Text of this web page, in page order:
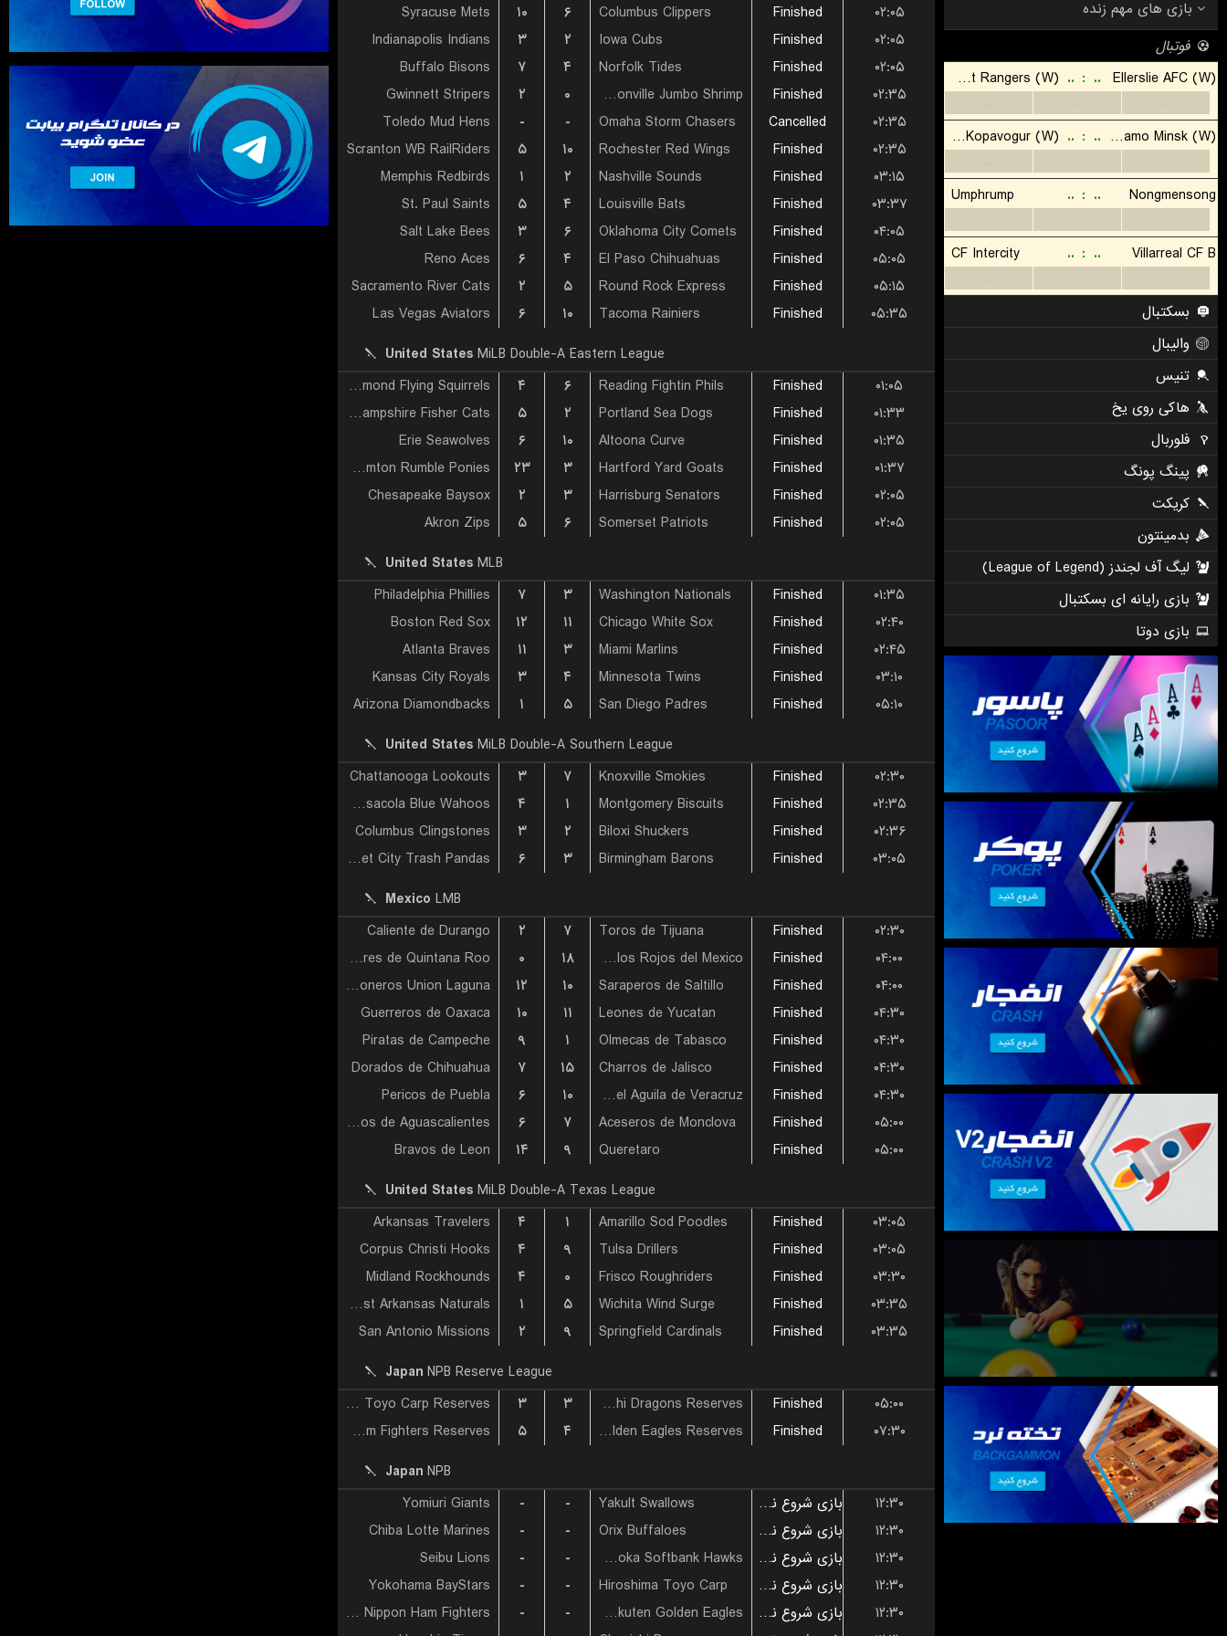
Syracuse Mets
۱۰ ۶ Columbus Clippers Finished
۰۲:۰۵
Indianapolis Indians
۳ ۲ Iowa Cubs Finished
۰۲:۰۵
Buffalo Bisons
۷ ۴ Norfolk Tides Finished
۰۲:۰۵
Gwinnett Stripers
۲ ۰ Jacksonville Jumbo Shrimp Finished
۰۲:۳۵
Toledo Mud Hens
- - Omaha Storm Chasers Cancelled
۰۲:۳۵
Scranton WB RailRiders
۵ ۱۰ Rochester Red Wings Finished
۰۲:۳۵
Memphis Redbirds
۱ ۲ Nashville Sounds Finished
۰۳:۱۵
St. Paul Saints
۵ ۴ Louisville Bats Finished
۰۳:۳۷
Salt Lake Bees
۳ ۶ Oklahoma City Comets Finished
۰۴:۰۵
Reno Aces
۶ ۴ El Paso Chihuahuas Finished
۰۵:۰۵
Sacramento River Cats
۲ ۵ Round Rock Express Finished
۰۵:۱۵
Las Vegas Aviators
۶ ۱۰ Tacoma Rainiers Finished
۰۵:۳۵
United States MiLB Double-A Eastern League
Richmond Flying Squirrels
۴ ۶ Reading Fightin Phils Finished
۰۱:۰۵
New Hampshire Fisher Cats
۵ ۲ Portland Sea Dogs Finished
۰۱:۳۳
Erie Seawolves
۶ ۱۰ Altoona Curve Finished
۰۱:۳۵
Binghamton Rumble Ponies
۲۳ ۳ Hartford Yard Goats Finished
۰۱:۳۷
Chesapeake Baysox
۲ ۳ Harrisburg Senators Finished
۰۲:۰۵
Akron Zips
۵ ۶ Somerset Patriots Finished
۰۲:۰۵
United States MLB
Philadelphia Phillies
۷ ۳ Washington Nationals Finished
۰۱:۳۵
Boston Red Sox
۱۲ ۱۱ Chicago White Sox Finished
۰۲:۴۰
Atlanta Braves
۱۱ ۳ Miami Marlins Finished
۰۲:۴۵
Kansas City Royals
۳ ۴ Minnesota Twins Finished
۰۳:۱۰
Arizona Diamondbacks
۱ ۵ San Diego Padres Finished
۰۵:۱۰
United States MiLB Double-A Southern League
Chattanooga Lookouts
۳ ۷ Knoxville Smokies Finished
۰۲:۳۰
Pensacola Blue Wahoos
۴ ۱ Montgomery Biscuits Finished
۰۲:۳۵
Columbus Clingstones
۳ ۲ Biloxi Shuckers Finished
۰۲:۳۶
Rocket City Trash Pandas
۶ ۳ Birmingham Barons Finished
۰۳:۰۵
Mexico LMB
Caliente de Durango
۲ ۷ Toros de Tijuana Finished
۰۲:۳۰
Tigres de Quintana Roo
۰ ۱۸ Diablos Rojos del Mexico Finished
۰۴:۰۰
Algodoneros Union Laguna
۱۲ ۱۰ Saraperos de Saltillo Finished
۰۴:۰۰
Guerreros de Oaxaca
۱۰ ۱۱ Leones de Yucatan Finished
۰۴:۳۰
Piratas de Campeche
۹ ۱ Olmecas de Tabasco Finished
۰۴:۳۰
Dorados de Chihuahua
۷ ۱۵ Charros de Jalisco Finished
۰۴:۳۰
Pericos de Puebla
۶ ۱۰ Rojos del Aguila de Veracruz Finished
۰۴:۳۰
Rieleros de Aguascalientes
۶ ۷ Aceseros de Monclova Finished
۰۵:۰۰
Bravos de Leon
۱۴ ۹ Queretaro Finished
۰۵:۰۰
United States MiLB Double-A Texas League
Arkansas Travelers
۴ ۱ Amarillo Sod Poodles Finished
۰۳:۰۵
Corpus Christi Hooks
۴ ۹ Tulsa Drillers Finished
۰۳:۰۵
Midland Rockhounds
۴ ۰ Frisco Roughriders Finished
۰۳:۳۰
Northwest Arkansas Naturals
۱ ۵ Wichita Wind Surge Finished
۰۳:۳۵
San Antonio Missions
۲ ۹ Springfield Cardinals Finished
۰۳:۳۵
Japan NPB Reserve League
Hiroshima Toyo Carp Reserves
۳ ۳ Chunichi Dragons Reserves Finished
۰۵:۰۰
Nipponham Fighters Reserves
۵ ۴ Tohoku Rakuten Golden Eagles Reserves Finished
۰۷:۳۰
Japan NPB
Yomiuri Giants
- - Yakult Swallows بازی شروع نشده است
۱۲:۳۰
Chiba Lotte Marines
- - Orix Buffaloes بازی شروع نشده است
۱۲:۳۰
Seibu Lions
- - Fukuoka Softbank Hawks بازی شروع نشده است
۱۲:۳۰
Yokohama BayStars
- - Hiroshima Toyo Carp بازی شروع نشده است
۱۲:۳۰
Hokkaido Nippon Ham Fighters
- - Tohoku Rakuten Golden Eagles بازی شروع نشده است
۱۲:۳۰